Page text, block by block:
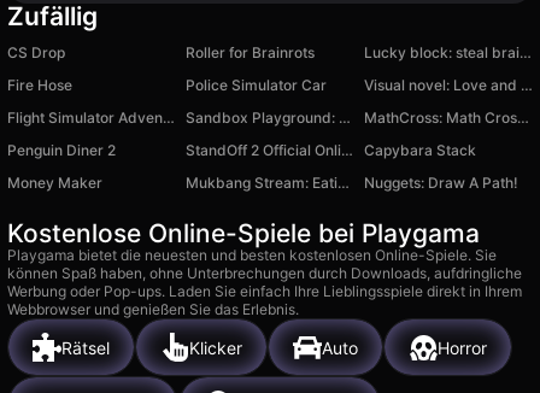
Zufällig
CS Drop Roller for Brainrots
Lucky block: steal brainrot
Fire Hose
Police Simulator Car
Visual novel: Love and Blood
Flight Simulator Adventure
Sandbox Playground: Sprunki
MathCross: Math Crossword Puzzle
Penguin Diner 2
StandOff 2 Official Online
Capybara Stack
Money Maker
Mukbang Stream: Eating ASMR Nuggets: Draw A Path!
Kostenlose Online-Spiele bei Playgama
Playgama bietet die neuesten und besten kostenlosen Online-Spiele. Sie
können Spaß haben, ohne Unterbrechungen durch Downloads, aufdringliche
Werbung oder Pop-ups. Laden Sie einfach Ihre Lieblingsspiele direkt in Ihrem
Webbrowser und genießen Sie das Erlebnis.
Rätsel Klicker Auto Horror